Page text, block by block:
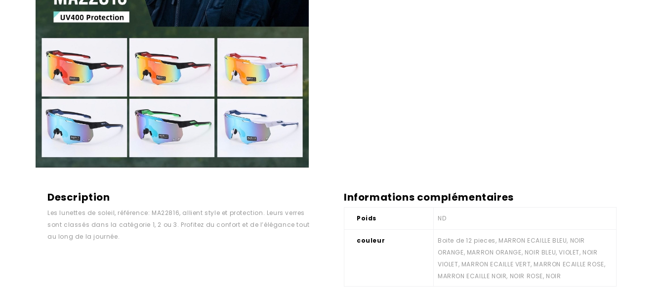
Description
Les lunettes de soleil, référence: MA22816, allient style et protection. Leurs verres
sont classés dans la catégorie 1, 2 ou 3. Profitez du confort et de l’élégance tout
au long de la journée.
Informations complémentaires
Poids ND
couleur
Boite de 12 pieces, MARRON ECAILLE BLEU, NOIR
ORANGE, MARRON ORANGE, NOIR BLEU, VIOLET, NOIR
VIOLET, MARRON ECAILLE VERT, MARRON ECAILLE ROSE,
MARRON ECAILLE NOIR, NOIR ROSE, NOIR